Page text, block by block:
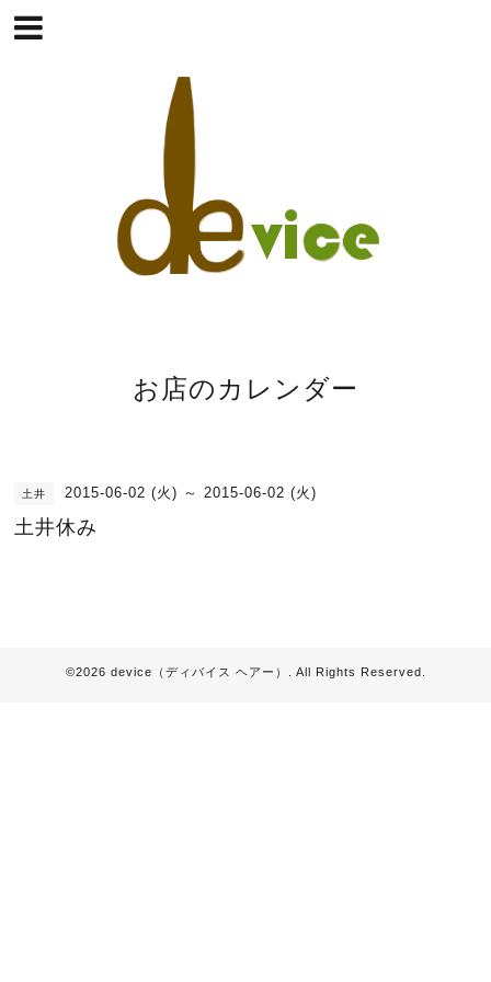
お店のカレンダー
土井 2015-06-02 (火) ～ 2015-06-02 (火)
土井休み
©2026 device（ディバイス ヘアー） . All Rights Reserved.